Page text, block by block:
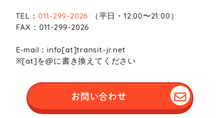
TEL： 011-299-2026
（平日・12:00〜21:00）
FAX：011-299-2026
E-mail：info[at]transit-jr.net
※[at]を@に書き換えてください
お問い合わせ